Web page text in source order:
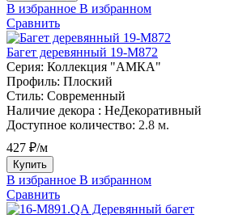
В избранное В избранном
Сравнить
Багет деревянный 19-M872
Серия: Коллекция "АМКА"
Профиль: Плоский
Стиль: Современный
Наличие декора : НеДекоративный
Доступное количество: 2.8 м.
427 ₽/м
Купить
В избранное В избранном
Сравнить